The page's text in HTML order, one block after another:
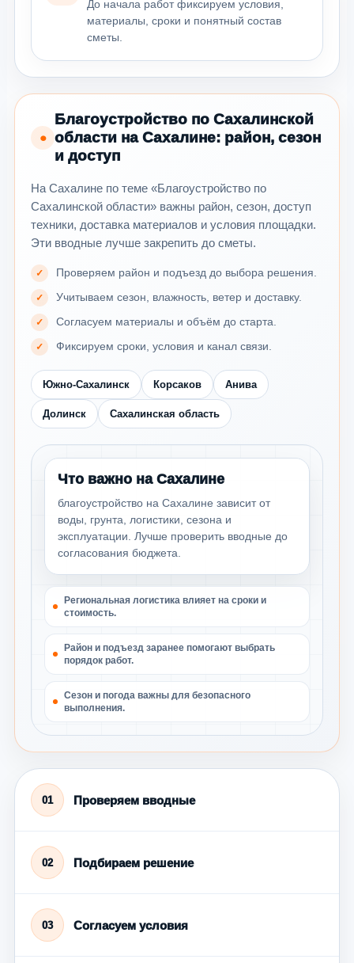
До начала работ фиксируем условия,
материалы, сроки и понятный состав
сметы.
●
Благоустройство по Сахалинской
области на Сахалине: район, сезон
и доступ
На Сахалине по теме «Благоустройство по
Сахалинской области» важны район, сезон, доступ
техники, доставка материалов и условия площадки.
Эти вводные лучше закрепить до сметы.
Проверяем район и подъезд до выбора решения.
Учитываем сезон, влажность, ветер и доставку.
Согласуем материалы и объём до старта.
Фиксируем сроки, условия и канал связи.
Южно-Сахалинск Корсаков Анива
Долинск Сахалинская область
Что важно на Сахалине
благоустройство на Сахалине зависит от
воды, грунта, логистики, сезона и
эксплуатации. Лучше проверить вводные до
согласования бюджета.
Региональная логистика влияет на сроки и
стоимость.
Район и подъезд заранее помогают выбрать
порядок работ.
Сезон и погода важны для безопасного
выполнения.
01 Проверяем вводные
02 Подбираем решение
03 Согласуем условия